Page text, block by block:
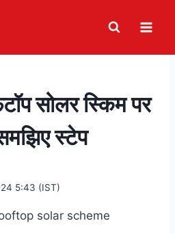
सोलर स्किम पर
स्टेप
5:43 (IST)